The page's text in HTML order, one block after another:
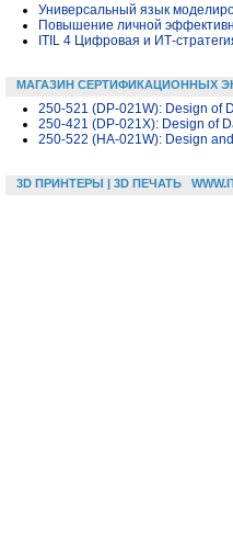
Универсальный язык
Повышение личной
ITIL 4 Цифровая и ИТ-
МАГАЗИН СЕРТИФИКАЦИОННЫХ
250-521 (DP-021W): Design of
250-421 (DP-021X): Design of
250-522 (HA-021W): Design
3D ПРИНТЕРЫ | 3D ПЕЧАТЬ